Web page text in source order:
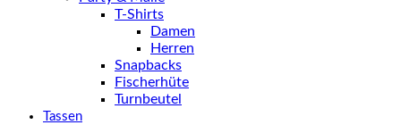
T-Shirts
Damen
Herren
Snapbacks
Fischerhüte
Turnbeutel
Tassen